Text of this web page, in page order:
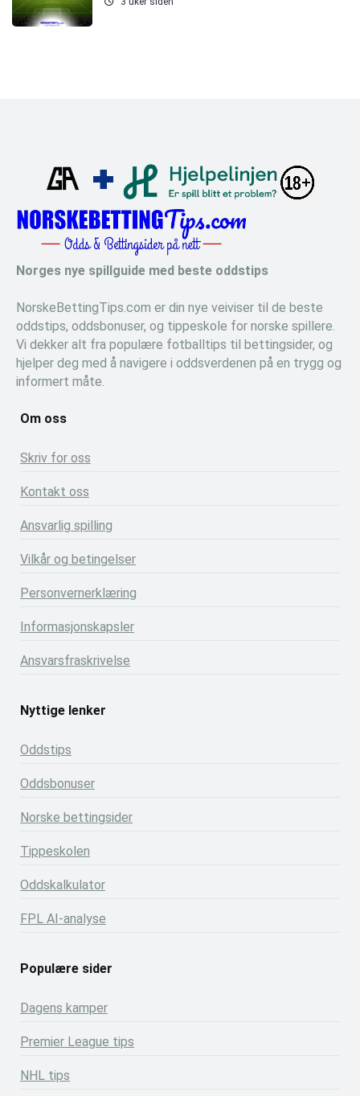
Norges nye spillguide med beste oddstips
NorskeBettingTips.com er din nye veiviser til de beste
oddstips, oddsbonuser, og tippeskole for norske spillere.
Vi dekker alt fra populære fotballtips til bettingsider, og
hjelper deg med å navigere i oddsverdenen på en trygg og
informert måte.
Om oss
Skriv for oss
Kontakt oss
Ansvarlig spilling
Vilkår og betingelser
Personvernerklæring
Informasjonskapsler
Ansvarsfraskrivelse
Nyttige lenker
Oddstips
Oddsbonuser
Norske bettingsider
Tippeskolen
Oddskalkulator
FPL AI-analyse
Populære sider
Dagens kamper
Premier League tips
NHL tips